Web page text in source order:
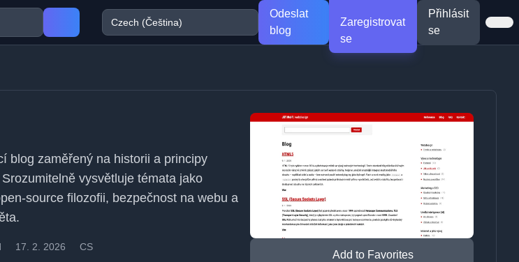
Odeslat
blog
Zaregistrovat
se
Přihlásit
se
blog zaměřený na historii a principy
vysvětluje témata jako
source filozofii, bezpečnost na webu a
17. 2. 2026 CS
Add to Favorites